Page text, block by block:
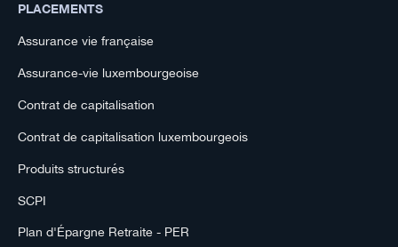
PLACEMENTS
Assurance vie française
Assurance-vie luxembourgeoise
Contrat de capitalisation
Contrat de capitalisation luxembourgeois
Produits structurés
SCPI
Plan d'Épargne Retraite - PER